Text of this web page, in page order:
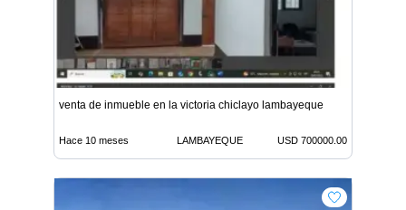
venta de inmueble en la victoria chiclayo lambayeque
Hace 10 meses LAMBAYEQUE USD 700000.00